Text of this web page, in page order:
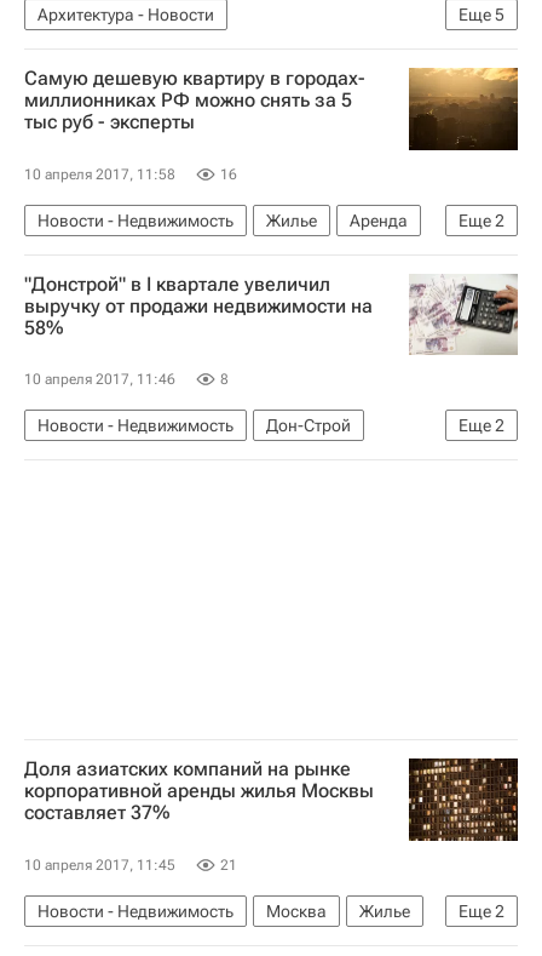
Еще5
Архитектура - Новости
Новости - Недвижимость
Москва
Москомархитектура
Проектирование
Россия
Самую дешевую квартиру в городах-
миллионниках РФ можно снять за 5
тыс руб - эксперты
10 апреля 2017, 11:58 16
Еще2
Новости - Недвижимость Жилье
Аренда
Цены
Россия
"Донстрой" в I квартале увеличил
выручку от продажи недвижимости на
58%
10 апреля 2017, 11:46 8
Еще2
Новости - Недвижимость
Дон-Строй
Финансовая отчетность
Россия
Доля азиатских компаний на рынке
корпоративной аренды жилья Москвы
составляет 37%
10 апреля 2017, 11:45 21
Еще2
Новости - Недвижимость Москва
Жилье
Аренда
Россия